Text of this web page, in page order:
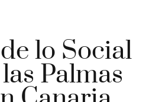
lo Social
Palmas